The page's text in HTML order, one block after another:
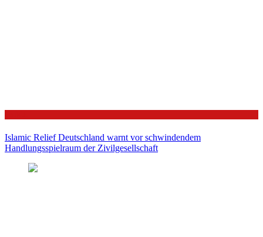
Islamic Relief Deutschland warnt vor schwindendem
Handlungsspielraum der Zivilgesellschaft